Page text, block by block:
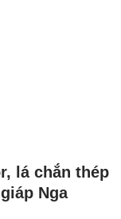
lá chắn thép
Nga